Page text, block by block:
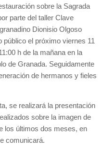
sobre la Sagrada
parte del taller Clave
Dionisio Olgoso
el próximo viernes 11
h de la mañana en la
de Granada. Seguidamente
de hermanos y fieles
se realizará la presentación
sobre la imagen de
los últimos dos meses, en
comunicará.